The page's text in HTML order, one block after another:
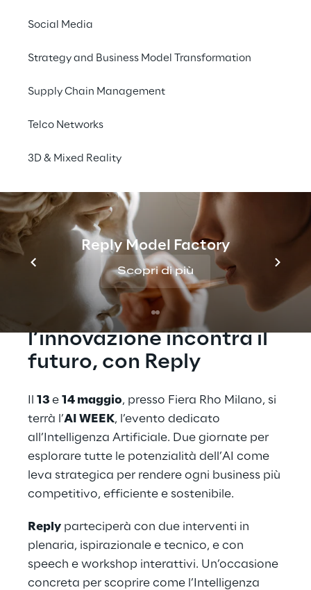
Social Media
Strategy and Business Model Transformation
Supply Chain Management
Telco Networks
3D & Mixed Reality
Reply Model Factory
Scopri di più
Reply parteciperà il 13 e 14 maggio all'AI
Artificiale, un'occasione per esplorare le
ultime innovazioni nel campo dell'AI.
Fiera Rho Milano
Libera il potenziale della
Generative AI: dove
l’innovazione incontra il
futuro, con Reply
13 e 14 maggio, presso Fiera Rho Milano, si
terrà l’AI WEEK, l’evento dedicato
all’Intelligenza Artificiale. Due giornate per
esplorare tutte le potenzialità dell’AI come
leva strategica per rendere ogni business più
competitivo, efficiente e sostenibile.
Reply parteciperà con due interventi in
plenaria, ispirazionale e tecnico, e con
speech e workshop interattivi. Un’occasione
concreta per scoprire come l’Intelligenza